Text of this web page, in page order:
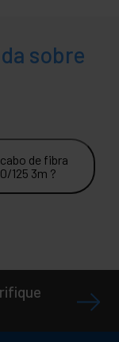
sobre
de fibra
125 3m ?